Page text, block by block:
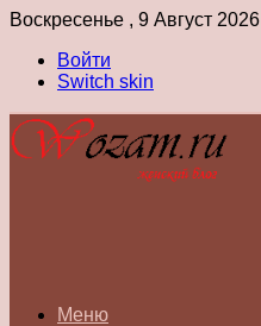
Воскресенье , 9 Август 2026
Войти
Switch skin
Меню